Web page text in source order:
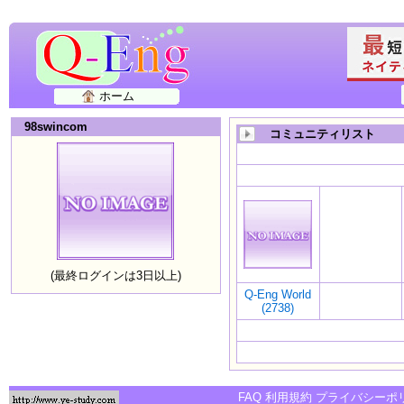
ホーム
98swincom
(最終ログインは3日以上)
コミュニティリスト
Q-Eng World
(2738)
FAQ 利用規約 プライバシーポ